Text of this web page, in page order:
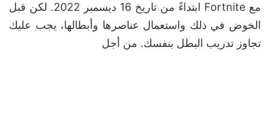
مع Fortnite ابتداءً من تاريخ 16 ديسمبر 2022. لكن قبل
الخوض في ذلك واستعمال عناصرها وأبطالها، يجب عليك
تجاوز تدريب البطل بنفسك. من أجل